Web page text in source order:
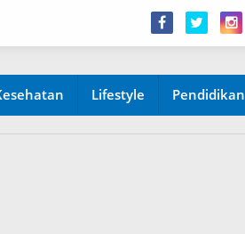
Lifestyle Pendidikan